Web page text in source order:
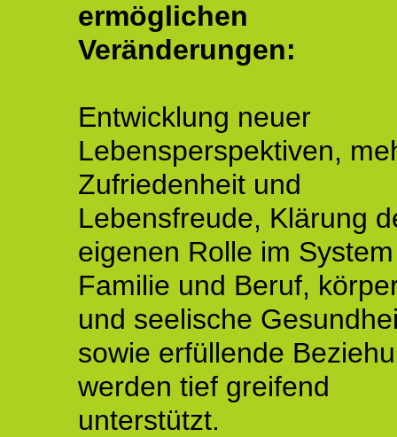
ermöglichen
Veränderungen:
Entwicklung neuer
Lebensperspektiven,
Zufriedenheit und
Lebensfreude, Klärung
eigenen Rolle im
Familie und Beruf,
und seelische
sowie erfüllende
werden tief greifend
unterstützt.